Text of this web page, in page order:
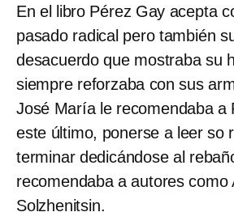
En el libro Pérez Gay acepta
pasado radical pero también
desacuerdo que mostraba su
siempre reforzaba con sus
José María le recomendaba a
este último, ponerse a leer so
terminar dedicándose al
recomendaba a autores como
Solzhenitsin.